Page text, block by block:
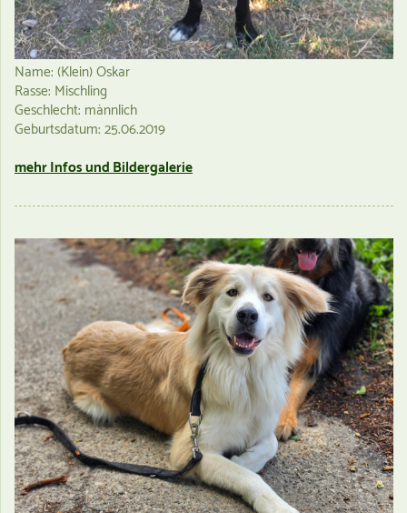
Name: (Klein) Oskar
Rasse: Mischling
Geschlecht: männlich
Geburtsdatum: 25.06.2019
mehr Infos und Bildergalerie